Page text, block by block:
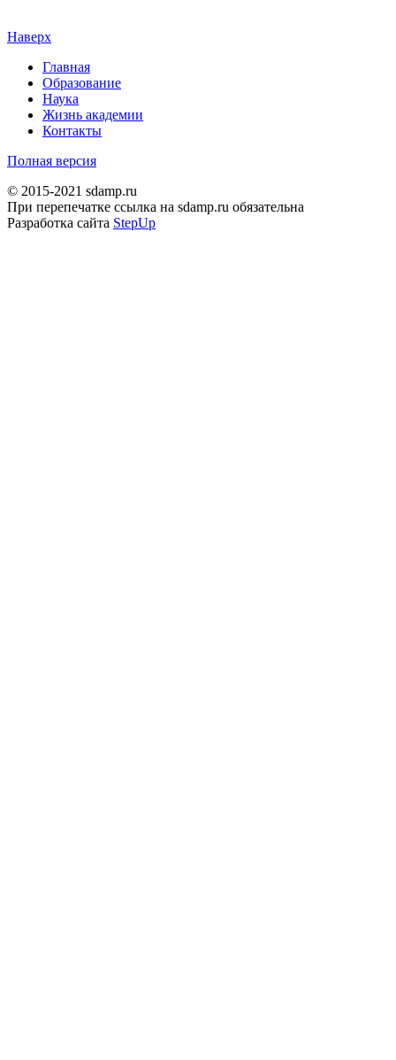
Наверх
Главная
Образование
Наука
Жизнь академии
Контакты
Полная версия
© 2015-2021 sdamp.ru
При перепечатке ссылка на sdamp.ru обязательна
Разработка сайта StepUp